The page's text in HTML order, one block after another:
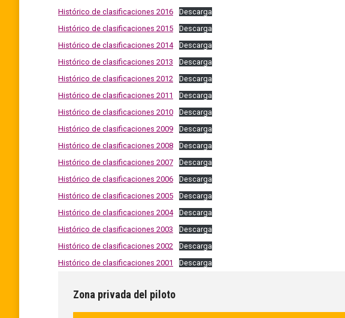
Histórico de clasificaciones 2016
Descarga
Histórico de clasificaciones 2015
Descarga
Histórico de clasificaciones 2014
Descarga
Histórico de clasificaciones 2013
Descarga
Histórico de clasificaciones 2012
Descarga
Histórico de clasificaciones 2011
Descarga
Histórico de clasificaciones 2010
Descarga
Histórico de clasificaciones 2009
Descarga
Histórico de clasificaciones 2008
Descarga
Histórico de clasificaciones 2007
Descarga
Histórico de clasificaciones 2006
Descarga
Histórico de clasificaciones 2005
Descarga
Histórico de clasificaciones 2004
Descarga
Histórico de clasificaciones 2003
Descarga
Histórico de clasificaciones 2002
Descarga
Histórico de clasificaciones 2001
Descarga
Zona privada del piloto